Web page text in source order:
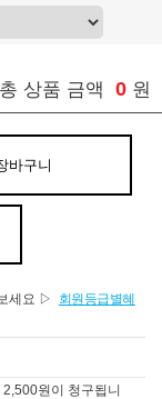
총 상품 금액 0 원
바구니
세요 ▷
회원등급별혜
원이 청구됩니